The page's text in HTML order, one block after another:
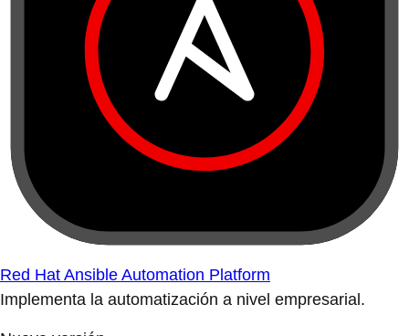
Red Hat Ansible Automation Platform
Implementa la automatización a nivel empresarial.